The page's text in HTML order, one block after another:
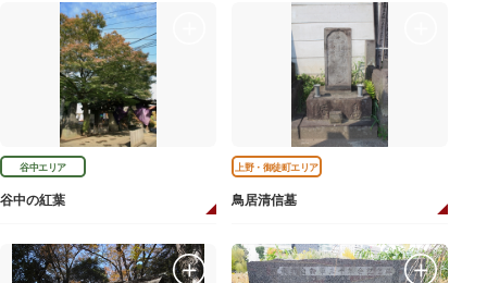
谷中エリア
谷中の紅葉
上野・御徒町エリア
鳥居清信墓